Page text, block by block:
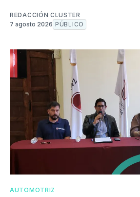
REDACCIÓN CLUSTER
7 agosto 2026 PÚBLICO
AUTOMOTRIZ